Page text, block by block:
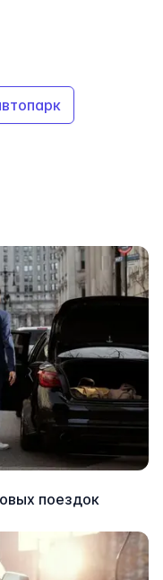
поездок